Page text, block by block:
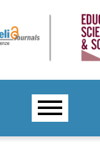
di navigazione
sito
lingua corrente è: